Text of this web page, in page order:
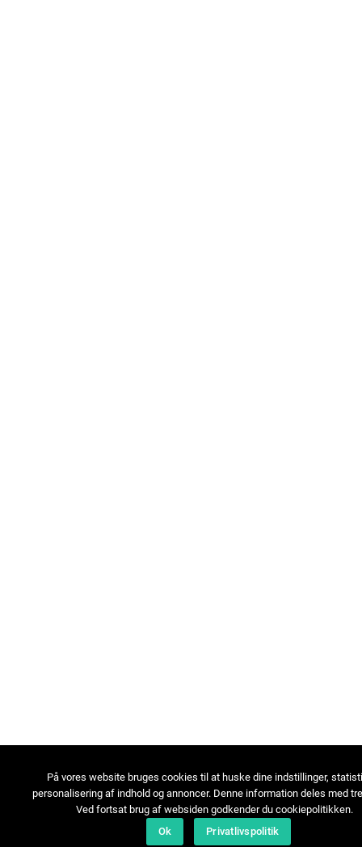
På vores website bruges cookies til at huske dine indstillinger,
personalisering af indhold og annoncer. Denne information deles med
Ved fortsat brug af websiden godkender du cookiepolitikken.
Ok
Privatlivspolitik